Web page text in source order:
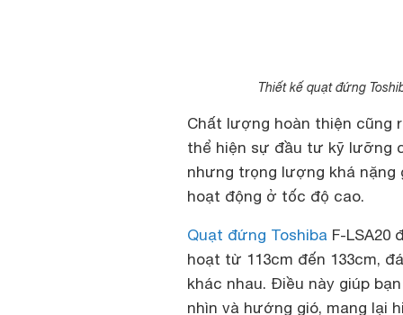
Thiết kế quạt đứng
Chất lượng hoàn thiện
thể hiện sự đầu tư kỹ lưỡng
nhưng trọng lượng khá nặng
hoạt động ở tốc độ cao.
Quạt đứng Toshiba F-LSA20
hoạt từ 113cm đến 133cm,
khác nhau. Điều này giúp
nhìn và hướng gió, mang lại